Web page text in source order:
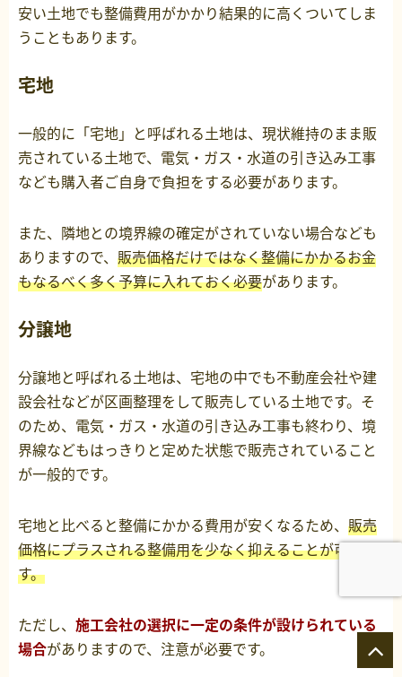
安い土地でも整備費用がかかり結果的に高くついてしま
うこともあります。
宅地
一般的に「宅地」と呼ばれる土地は、現状維持のまま販
売されている土地で、電気・ガス・水道の引き込み工事
なども購入者ご自身で負担をする必要があります。
また、隣地との境界線の確定がされていない場合なども
ありますので、 販売価格だけではなく整備にかかるお金
もなるべく多く予算に入れておく必要があります。
分譲地
分譲地と呼ばれる土地は、宅地の中でも不動産会社や建
設会社などが区画整理をして販売している土地です。そ
のため、電気・ガス・水道の引き込み工事も終わり、境
界線などもはっきりと定めた状態で販売されていること
が一般的です。
宅地と比べると整備にかかる費用が安くなるため、 販売
価格にプラスされる整備用を少なく抑えることが可能で
す。
ただし、 施工会社の選択に一定の条件が設けられている
場合がありますので、注意が必要です。